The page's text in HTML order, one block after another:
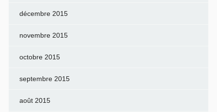
décembre 2015
novembre 2015
octobre 2015
septembre 2015
août 2015